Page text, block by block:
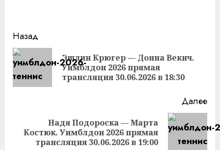
Продолжить
чтение
Назад
Эшлин Крюгер — Донна Векич.
Уимблдон 2026 прямая
трансляция 30.06.2026 в 18:30
Далее
Следующая
запись:
Надя Подороска — Марта
Костюк. Уимблдон 2026 прямая
трансляция 30.06.2026 в 19:00